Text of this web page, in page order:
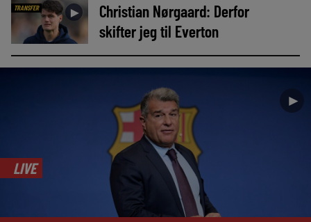
TRANSFER ►
Christian Nørgaard: Derfor
skifter jeg til Everton
►
LIVE